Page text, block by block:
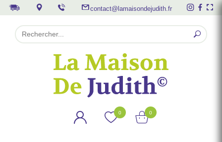
contact@lamaisondejudith.fr
0 0